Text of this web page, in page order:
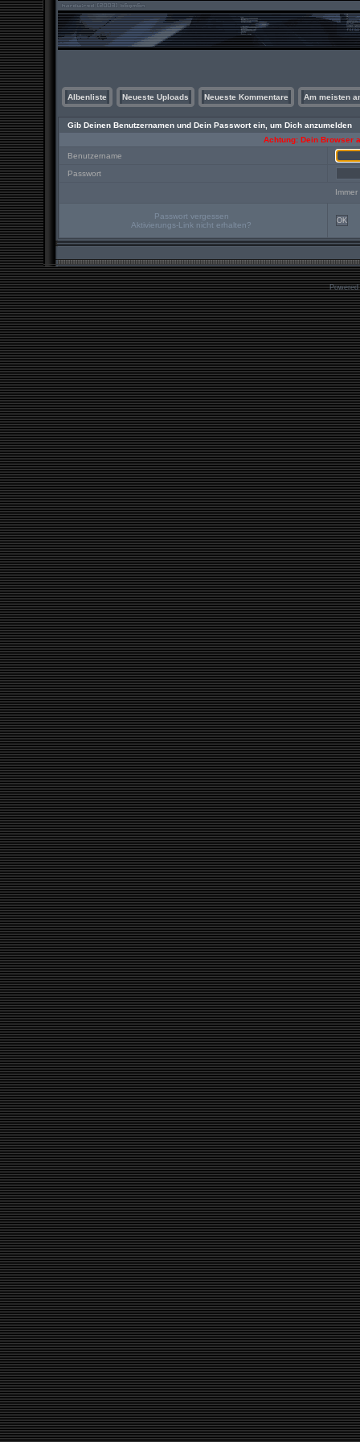
Albenliste Neueste Uploads Neueste Kommentare Am meisten
Gib Deinen Benutzernamen und Dein Passwort ein, um Dich anzumelden
Achtung: Dein Browser
Benutzername
Passwort
Passwort vergessen
Aktivierungs-Link nicht erhalten?
OK